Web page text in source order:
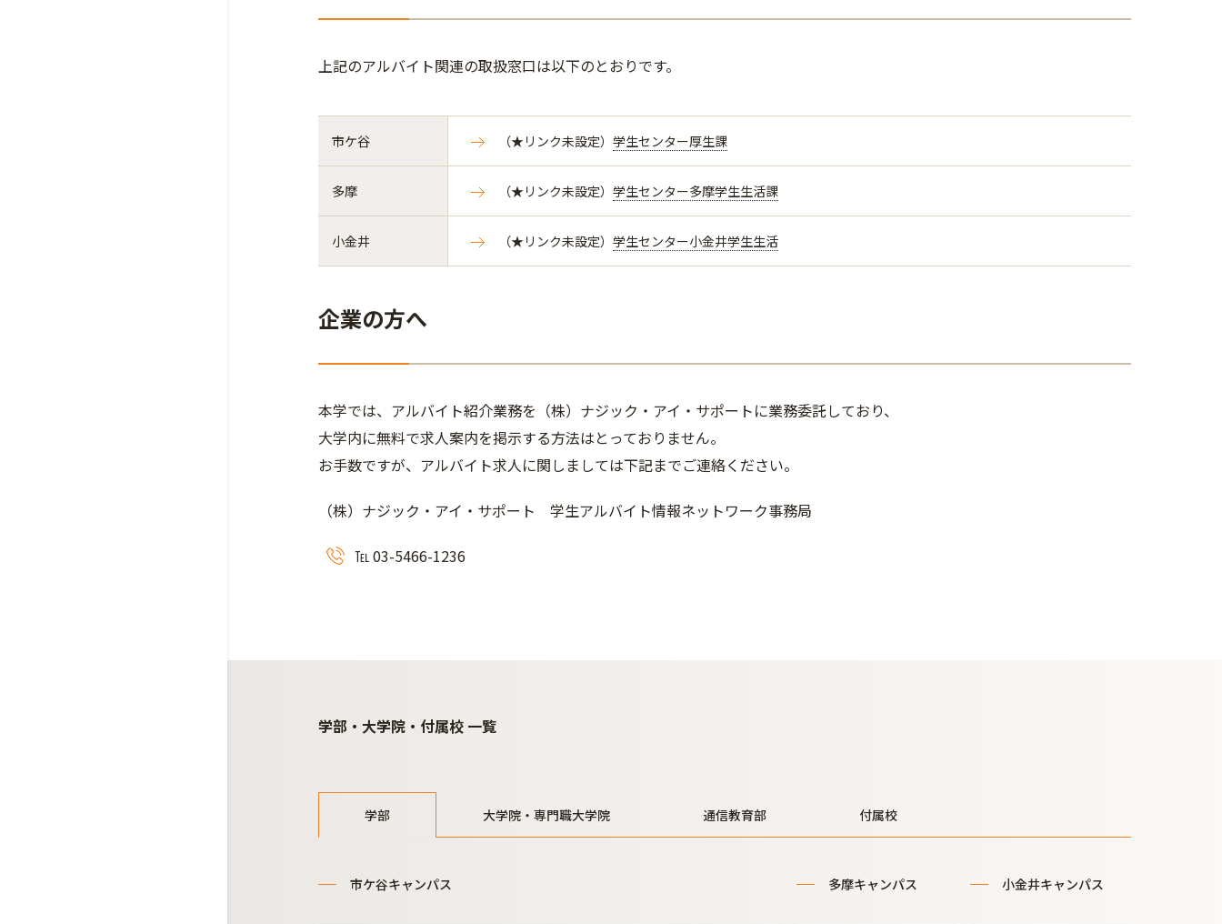
上記のアルバイト関連の取扱窓口は以下のとおりです。
市ケ谷 （★リンク未設定） 学生センター厚生課
多摩 （★リンク未設定） 学生センター多摩学生生活課
小金井 （★リンク未設定）​​​​​​​ 学生センター小金井学生生活
企業の方へ
本学では、アルバイト紹介業務を（株）ナジック・アイ・サポートに業務委託しており、
大学内に無料で求人案内を掲示する方法はとっておりません。
お手数ですが、アルバイト求人に関しましては下記までご連絡ください。
（株）ナジック・アイ・サポート 学生アルバイト情報ネットワーク事務局
℡ 03-5466-1236
学部・大学院・付属校 一覧
学部 大学院・専門職大学院 通信教育部 付属校
市ケ谷キャンパス 多摩キャンパス 小金井キャンパス